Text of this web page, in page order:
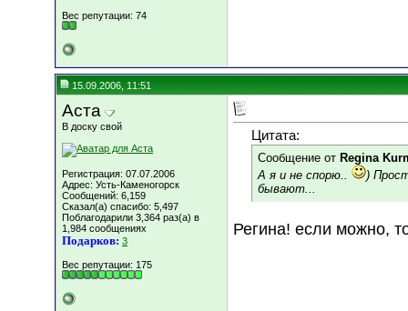
Вес репутации: 74
15.09.2006, 11:51
Аста
В доску свой
Регистрация: 07.07.2006
Адрес: Усть-Каменогорск
Сообщений: 6,159
Сказал(а) спасибо: 5,497
Поблагодарили 3,364 раз(а) в
1,984 сообщениях
Подарков: 3
Вес репутации: 175
Цитата:
Сообщение от Regina
А я и не спорю..
)
бывают...
Регина! если можно,